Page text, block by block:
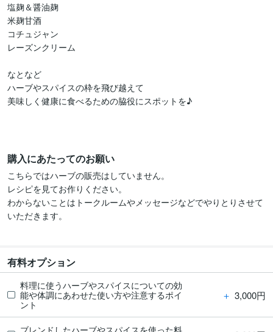
塩麹＆醤油麹
米麹甘酒
コチュジャン
レーズンクリーム
なとなど
ハーブやスパイスの枠を飛び越えて
美味しく健康に食べるための脇役にスポットを♪
購入にあたってのお願い
こちらではハーブの販売はしていません。
レシピを見てお作りください。
わからないことはトークルームやメッセージなどでやりとりさせて
いただきます。
有料オプション
料理に使うハーブやスパイスについての効
能や体調にあわせた使い方や注意するポイ
ント
＋ 3,000円